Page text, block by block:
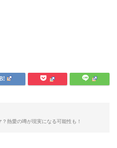
熱愛の噂が現実になる可能性も！